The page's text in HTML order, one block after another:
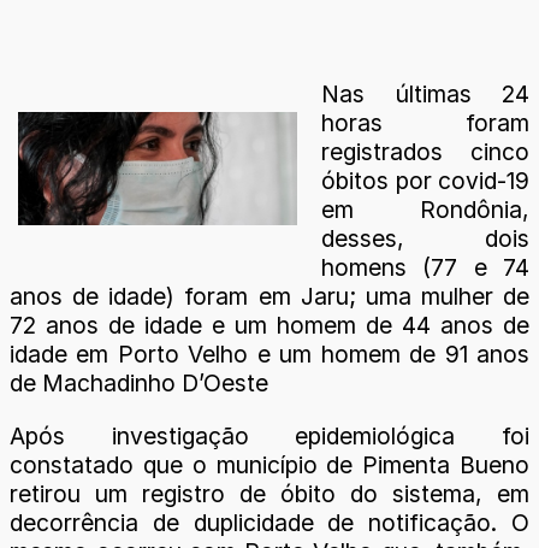
Nas últimas 24
horas foram
registrados cinco
óbitos por covid-19
em Rondônia,
desses, dois
homens (77 e 74
anos de idade) foram em Jaru; uma mulher de
72 anos de idade e um homem de 44 anos de
idade em Porto Velho e um homem de 91 anos
de Machadinho D’Oeste
Após investigação epidemiológica foi
constatado que o município de Pimenta Bueno
retirou um registro de óbito do sistema, em
decorrência de duplicidade de notificação. O